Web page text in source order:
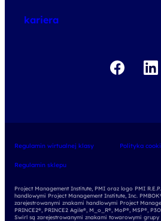
kariera
Regulamin wirtualnej klasy Polityka
Regulamin sklepu
Project Management Institute, PMI oraz logo PMI
handlowymi Project Management Institute, Inc.
zarejestrowanymi znakami handlowymi Project
PRINCE2®, PRINCE2 Agile®, M_o_R®, MoP®, MSP®,
Swirl są zarejestrowanymi znakami towarowymi grupy